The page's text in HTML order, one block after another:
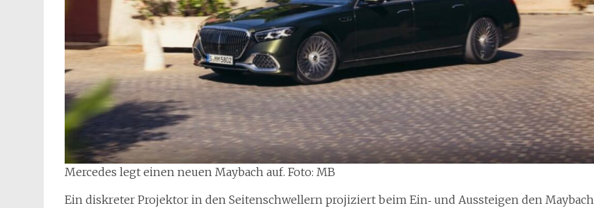
Mercedes legt einen neuen Maybach auf. Foto: MB
Ein diskreter Projektor in den Seitenschwellern projiziert beim Ein‑ und Aussteigen den Maybach